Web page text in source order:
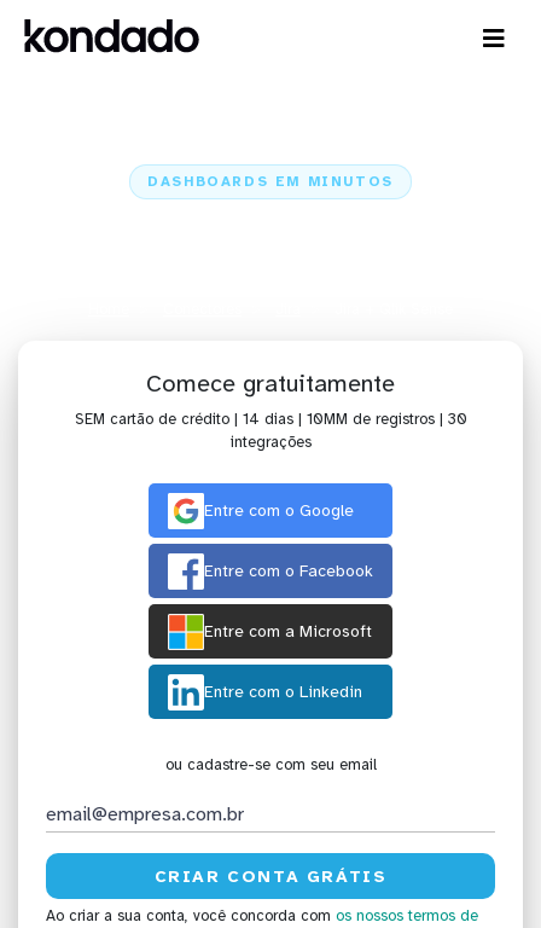
DASHBOARDS EM MINUTOS
Comece gratuitamente
SEM cartão de crédito | 14 dias | 10MM de registros | 30
integrações
Entre com o Google
Entre com o Facebook
Entre com a Microsoft
Entre com o Linkedin
ou cadastre-se com seu email
Ao criar a sua conta, você concorda com os nossos termos de